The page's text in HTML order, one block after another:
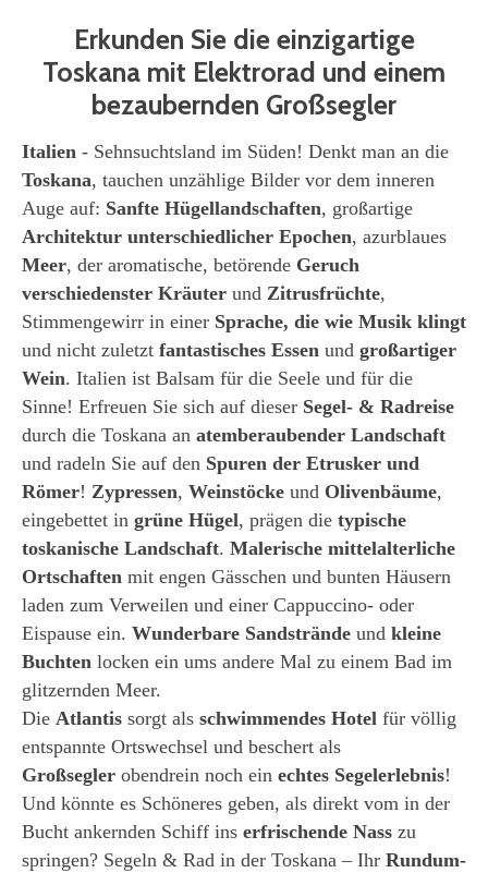
Erkunden Sie die einzigartige
Toskana mit Elektrorad und einem
bezaubernden Großsegler
Italien - Sehnsuchtsland im Süden! Denkt man an die
Toskana, tauchen unzählige Bilder vor dem inneren
Auge auf: Sanfte Hügellandschaften, großartige
Architektur unterschiedlicher Epochen, azurblaues
Meer, der aromatische, betörende Geruch
verschiedenster Kräuter und Zitrusfrüchte,
Stimmengewirr in einer Sprache, die wie Musik klingt
und nicht zuletzt fantastisches Essen und großartiger
Wein. Italien ist Balsam für die Seele und für die
Sinne! Erfreuen Sie sich auf dieser Segel- & Radreise
durch die Toskana an atemberaubender Landschaft
und radeln Sie auf den Spuren der Etrusker und
Römer! Zypressen, Weinstöcke und Olivenbäume,
eingebettet in grüne Hügel, prägen die typische
toskanische Landschaft. Malerische mittelalterliche
Ortschaften mit engen Gässchen und bunten Häusern
laden zum Verweilen und einer Cappuccino- oder
Eispause ein. Wunderbare Sandstrände und kleine
Buchten locken ein ums andere Mal zu einem Bad im
glitzernden Meer.
Die Atlantis sorgt als schwimmendes Hotel für völlig
entspannte Ortswechsel und beschert als
Großsegler obendrein noch ein echtes Segelerlebnis!
Und könnte es Schöneres geben, als direkt vom in der
Bucht ankernden Schiff ins erfrischende Nass zu
springen? Segeln & Rad in der Toskana – Ihr Rundum-